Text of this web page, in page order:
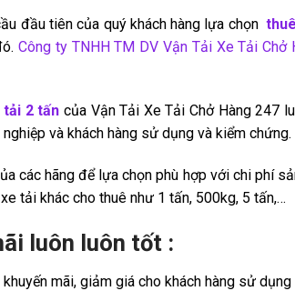
đầu tiên của quý khách hàng lựa chọn
Công ty TNHH TM DV Vận Tải Xe Tải Chở
2 tấn của Vận Tải Xe Tải Chở Hàng 247
và khách hàng sử dụng và kiểm chứng.
các hãng để lựa chọn phù hợp với chi phí
tải khác cho thuê như 1 tấn, 500kg, 5 tấn,…
luôn luôn tốt :
mãi, giảm giá cho khách hàng sử